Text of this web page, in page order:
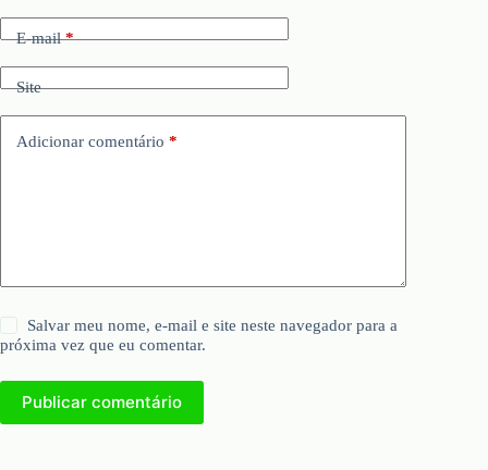
E-mail*
Site
Adicionar comentário *
Salvar meu nome, e-mail e site neste navegador para a
próxima vez que eu comentar.
Publicar comentário